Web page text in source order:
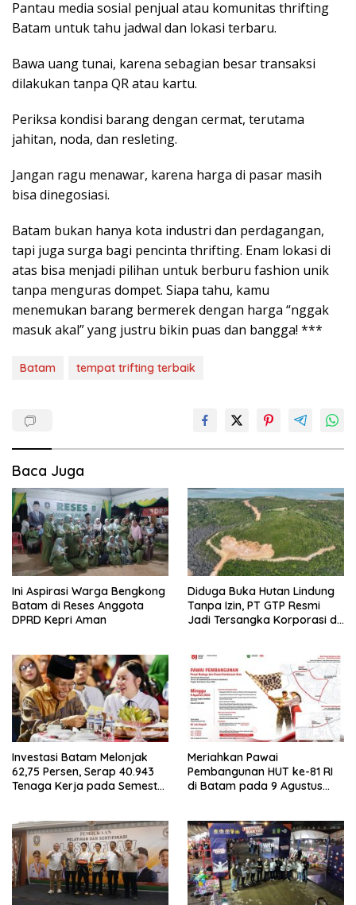
Pantau media sosial penjual atau komunitas thrifting
Batam untuk tahu jadwal dan lokasi terbaru.
Bawa uang tunai, karena sebagian besar transaksi
dilakukan tanpa QR atau kartu.
Periksa kondisi barang dengan cermat, terutama
jahitan, noda, dan resleting.
Jangan ragu menawar, karena harga di pasar masih
bisa dinegosiasi.
Batam bukan hanya kota industri dan perdagangan,
tapi juga surga bagi pencinta thrifting. Enam lokasi di
atas bisa menjadi pilihan untuk berburu fashion unik
tanpa menguras dompet. Siapa tahu, kamu
menemukan barang bermerek dengan harga “nggak
masuk akal” yang justru bikin puas dan bangga! ***
Batam tempat trifting terbaik
Baca Juga
Ini Aspirasi Warga Bengkong
Batam di Reses Anggota
DPRD Kepri Aman
Diduga Buka Hutan Lindung
Tanpa Izin, PT GTP Resmi
Jadi Tersangka Korporasi di
Investasi Batam Melonjak
62,75 Persen, Serap 40.943
Tenaga Kerja pada Semester
Meriahkan Pawai
Pembangunan HUT ke-81 RI
di Batam pada 9 Agustus